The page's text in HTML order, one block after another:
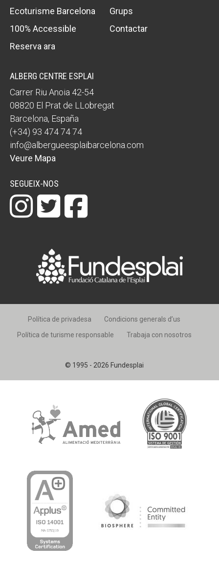
Ecoturisme Barcelona
Grups
100% Accessible
Contactar
Reserva ara
ALBERG CENTRE ESPLAI
Carrer Riu Anoia 42-54
08820 El Prat de LLobregat
Barcelona, España
(+34) 93 474 74 74
info@albergueesplaibarcelona.com
Veure Mapa
SEGUEIX-NOS
© 1995 - 2026 Fundesplai
Política de privadesa
Condicions generals d’us
Política de turisme responsable
Trabaja con nosotros